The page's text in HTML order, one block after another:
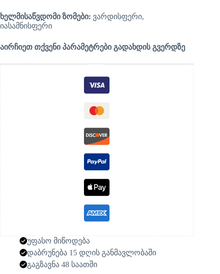
ხელმისაწვდომი ზომები: ვარდისფერი,
იასამნისფერი
აირჩიეთ თქვენი პარამეტრები გადახდის გვერდზე
უფასო მიწოდება
დაბრუნება 15 დღის განმავლობაში
გაგზავნა 48 საათში